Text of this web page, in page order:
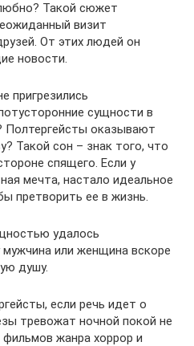
Такой сюжет
визит
От этих людей он
новости.
пригрезились
сущности в
Полтергейсты оказывают
Такой сон – знак того, что
спящего. Если у
мечта, настало идеальное
претворить ее в жизнь.
удалось
или женщина вскоре
душу.
если речь идет о
тревожат ночной покой не
жанра хоррор и